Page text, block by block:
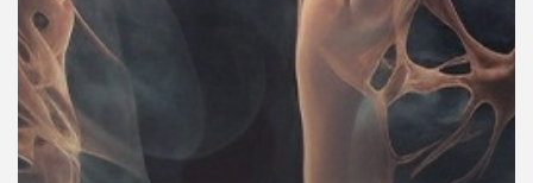
เกี่ยว
กับ
เรา
เครือ